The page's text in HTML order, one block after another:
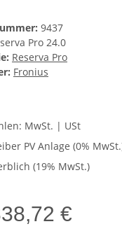
9437
Pro 24.0
Reserva Pro
Fronius
MwSt. | USt
PV Anlage (0%
(19% MwSt.)
€